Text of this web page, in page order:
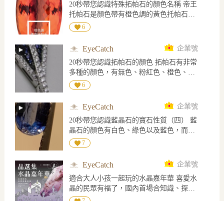
邊，呈現鮮明幾何線條與裝飾藝術風格。
八角形吊墜取材自俯瞰芳登廣場的建築輪
廓。1893年，Frédéric Boucheron率先將精
日沐浴陽光的優勢，也開啟芳登廣場成為
巴黎高級珠寶重鎮的序幕。 延續創辦人重
視自由佩戴的理念，「The Address」中央
史，在項鍊與指間延續光芒。 圖片來源
20秒帶您認識特殊拓帕石的顏色名稱 帝王
托帕石是顏色帶有橙色調的黃色托帕石，
天空藍的顏色是淡藍色，瑞士藍是鮮艷的
6
EyeCatch
企業號
20秒帶您認識拓帕石的顏色 拓帕石有非常
多種的顏色，有無色、粉紅色、橙色、黃
色、綠色、藍色、紫色及褐色，拓帕石屬
見相同顏色而不同色調的多色性
6
EyeCatch
企業號
20秒帶您認識藍晶石的寶石性質（四） 藍
晶石的顏色有白色、綠色以及藍色，而藍
晶石是屬於強二色性寶石，在倫敦二色鏡
7
EyeCatch
企業號
適合大人小孩一起玩的水晶嘉年華 喜愛水
晶的民眾有福了，國內首場合知識、探索
與挖礦體驗的夏日限定「水晶嘉年華，將